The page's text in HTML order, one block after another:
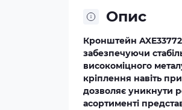
Опис
Кронштейн AXE33772
забезпечуючи
високоміцного
кріплення навіть
дозволяє уникнути
асортименті